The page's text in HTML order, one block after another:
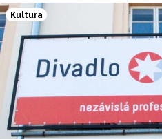
od prvního kabaretu, který byl
shakespearovských tragédiích,
jeho nejznámějších komediích.
původní tvůrčí tým této hry
dnes novinářům zástupci
čtvrtek.
Kultura